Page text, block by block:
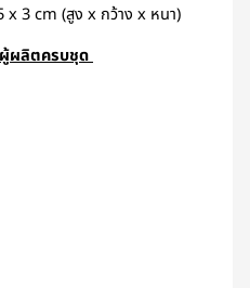
x 3 cm (สูง x กว้าง x หนา)
ผลิตครบชุด